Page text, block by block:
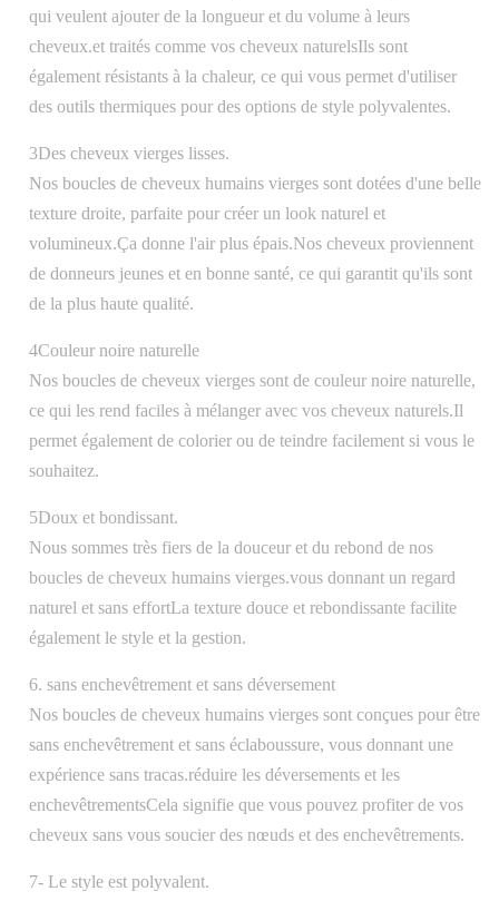
qui veulent ajouter de la longueur et du volume à leurs
cheveux.et traités comme vos cheveux naturelsIls sont
également résistants à la chaleur, ce qui vous permet d'utiliser
des outils thermiques pour des options de style polyvalentes.
3Des cheveux vierges lisses.
Nos boucles de cheveux humains vierges sont dotées d'une belle
texture droite, parfaite pour créer un look naturel et
volumineux.Ça donne l'air plus épais.Nos cheveux proviennent
de donneurs jeunes et en bonne santé, ce qui garantit qu'ils sont
de la plus haute qualité.
4Couleur noire naturelle
Nos boucles de cheveux vierges sont de couleur noire naturelle,
ce qui les rend faciles à mélanger avec vos cheveux naturels.Il
permet également de colorier ou de teindre facilement si vous le
souhaitez.
5Doux et bondissant.
Nous sommes très fiers de la douceur et du rebond de nos
boucles de cheveux humains vierges.vous donnant un regard
naturel et sans effortLa texture douce et rebondissante facilite
également le style et la gestion.
6. sans enchevêtrement et sans déversement
Nos boucles de cheveux humains vierges sont conçues pour être
sans enchevêtrement et sans éclaboussure, vous donnant une
expérience sans tracas.réduire les déversements et les
enchevêtrementsCela signifie que vous pouvez profiter de vos
cheveux sans vous soucier des nœuds et des enchevêtrements.
7- Le style est polyvalent.